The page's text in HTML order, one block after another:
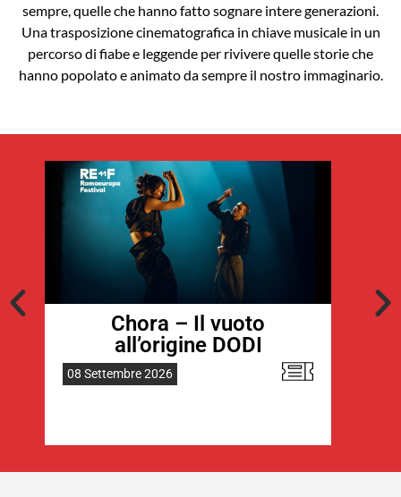
sempre, quelle che hanno fatto sognare intere generazioni.
Una trasposizione cinematografica in chiave musicale in un
percorso di fiabe e leggende per rivivere quelle storie che
hanno popolato e animato da sempre il nostro immaginario.
Chora – Il vuoto
all’origine DODI
08 Settembre 2026